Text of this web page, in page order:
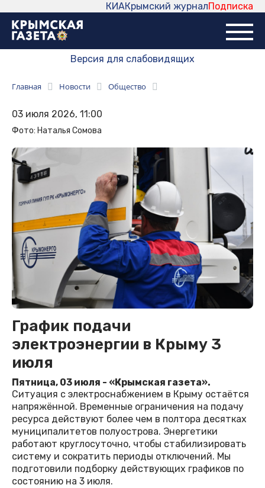
Подписка
Крымский журнал
КИА
Версия для слабовидящих
Главная Новости Общество
03 июля 2026, 11:00
Фото: Наталья Сомова
График подачи
электроэнергии в Крыму 3
июля
Пятница, 03 июля - «Крымская газета».
Ситуация с электроснабжением в Крыму остаётся
напряжённой. Временные ограничения на подачу
ресурса действуют более чем в полтора десятках
муниципалитетов полуострова. Энергетики
работают круглосуточно, чтобы стабилизировать
систему и сократить периоды отключений. Мы
подготовили подборку действующих графиков по
состоянию на 3 июля.